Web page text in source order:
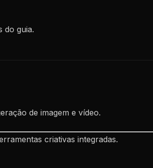
do guia.
de imagem e vídeo.
criativas integradas.